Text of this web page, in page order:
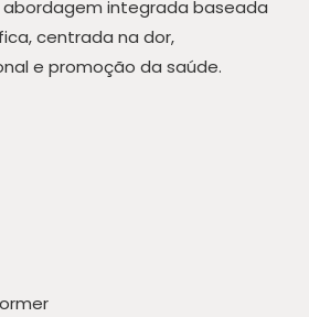
integrada baseada
centrada na dor,
e promoção da saúde.